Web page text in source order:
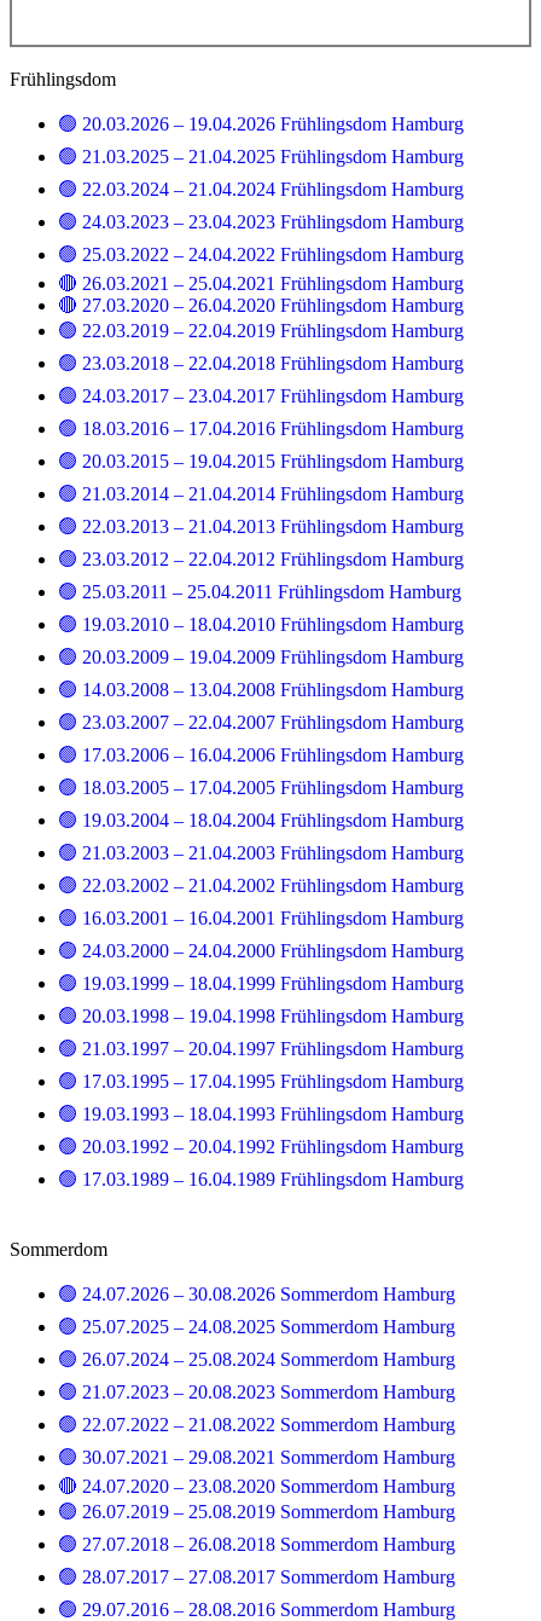
Frühlingsdom
🟢 20.03.2026 – 19.04.2026 Frühlingsdom Hamburg
🟢 21.03.2025 – 21.04.2025 Frühlingsdom Hamburg
🟢 22.03.2024 – 21.04.2024 Frühlingsdom Hamburg
🟢 24.03.2023 – 23.04.2023 Frühlingsdom Hamburg
🟢 25.03.2022 – 24.04.2022 Frühlingsdom Hamburg
🔴 26.03.2021 – 25.04.2021 Frühlingsdom Hamburg
🔴 27.03.2020 – 26.04.2020 Frühlingsdom Hamburg
🟢 22.03.2019 – 22.04.2019 Frühlingsdom Hamburg
🟢 23.03.2018 – 22.04.2018 Frühlingsdom Hamburg
🟢 24.03.2017 – 23.04.2017 Frühlingsdom Hamburg
🟢 18.03.2016 – 17.04.2016 Frühlingsdom Hamburg
🟢 20.03.2015 – 19.04.2015 Frühlingsdom Hamburg
🟢 21.03.2014 – 21.04.2014 Frühlingsdom Hamburg
🟢 22.03.2013 – 21.04.2013 Frühlingsdom Hamburg
🟢 23.03.2012 – 22.04.2012 Frühlingsdom Hamburg
🟢 25.03.2011 – 25.04.2011 Frühlingsdom Hamburg
🟢 19.03.2010 – 18.04.2010 Frühlingsdom Hamburg
🟢 20.03.2009 – 19.04.2009 Frühlingsdom Hamburg
🟢 14.03.2008 – 13.04.2008 Frühlingsdom Hamburg
🟢 23.03.2007 – 22.04.2007 Frühlingsdom Hamburg
🟢 17.03.2006 – 16.04.2006 Frühlingsdom Hamburg
🟢 18.03.2005 – 17.04.2005 Frühlingsdom Hamburg
🟢 19.03.2004 – 18.04.2004 Frühlingsdom Hamburg
🟢 21.03.2003 – 21.04.2003 Frühlingsdom Hamburg
🟢 22.03.2002 – 21.04.2002 Frühlingsdom Hamburg
🟢 16.03.2001 – 16.04.2001 Frühlingsdom Hamburg
🟢 24.03.2000 – 24.04.2000 Frühlingsdom Hamburg
🟢 19.03.1999 – 18.04.1999 Frühlingsdom Hamburg
🟢 20.03.1998 – 19.04.1998 Frühlingsdom Hamburg
🟢 21.03.1997 – 20.04.1997 Frühlingsdom Hamburg
🟢 17.03.1995 – 17.04.1995 Frühlingsdom Hamburg
🟢 19.03.1993 – 18.04.1993 Frühlingsdom Hamburg
🟢 20.03.1992 – 20.04.1992 Frühlingsdom Hamburg
🟢 17.03.1989 – 16.04.1989 Frühlingsdom Hamburg
Sommerdom
🟢 24.07.2026 – 30.08.2026 Sommerdom Hamburg
🟢 25.07.2025 – 24.08.2025 Sommerdom Hamburg
🟢 26.07.2024 – 25.08.2024 Sommerdom Hamburg
🟢 21.07.2023 – 20.08.2023 Sommerdom Hamburg
🟢 22.07.2022 – 21.08.2022 Sommerdom Hamburg
🟢 30.07.2021 – 29.08.2021 Sommerdom Hamburg
🔴 24.07.2020 – 23.08.2020 Sommerdom Hamburg
🟢 26.07.2019 – 25.08.2019 Sommerdom Hamburg
🟢 27.07.2018 – 26.08.2018 Sommerdom Hamburg
🟢 28.07.2017 – 27.08.2017 Sommerdom Hamburg
🟢 29.07.2016 – 28.08.2016 Sommerdom Hamburg